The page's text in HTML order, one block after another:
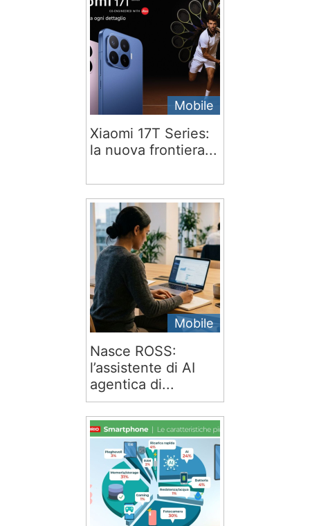
Mobile
Xiaomi 17T Series:
la nuova frontiera...
Mobile
Nasce ROSS:
l’assistente di AI
agentica di...